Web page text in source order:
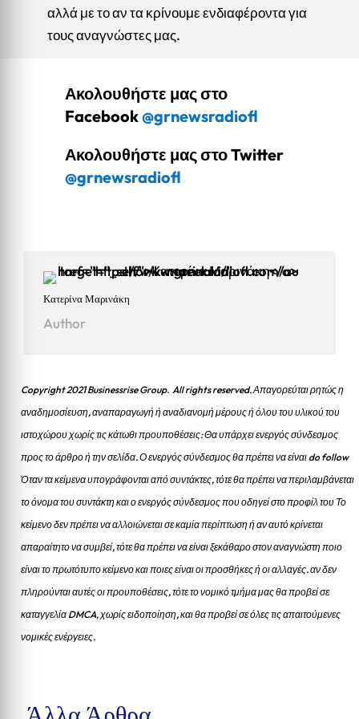
αλλά με το αν τα κρίνουμε ενδιαφέροντα για
τους αναγνώστες μας.
Ακολουθήστε μας στο
Facebook@grnewsradiofl
Ακολουθήστε μας στο Twitter
@grnewsradiofl
Κατερίνα Μαρινάκη
Author
Copyright 2021 Businessrise Group. All rights reserved. Απαγορεύται ρητώς η
αναδημοσίευση, αναπαραγωγή ή αναδιανομή μέρους ή όλου του υλικού του
ιστοχώρου χωρίς τις κάτωθι προυποθέσεις: Θα υπάρχει ενεργός σύνδεσμος
προς το άρθρο ή την σελίδα.Ο ενεργός σύνδεσμος θα πρέπει να είναι do follow
Όταν τα κείμενα υπογράφονται από συντάκτες, τότε θα πρέπει να περιλαμβάνεται
το όνομα του συντάκτη και ο ενεργός σύνδεσμος που οδηγεί στο προφίλ του Το
κείμενο δεν πρέπει να αλλοιώνεται σε καμία περίπτωση ή αν αυτό κρίνεται
απαραίτητο να συμβεί, τότε θα πρέπει να είναι ξεκάθαρο στον αναγνώστη ποιο
είναι το πρωτότυπο κείμενο και ποιες είναι οι προσθήκες ή οι αλλαγές. αν δεν
πληρούνται αυτές οι προυποθέσεις, τότε το νομικό τμήμα μας θα προβεί σε
καταγγελία DMCA, χωρίς ειδοποίηση, και θα προβεί σε όλες τις απαιτούμενες
νομικές ενέργειες.